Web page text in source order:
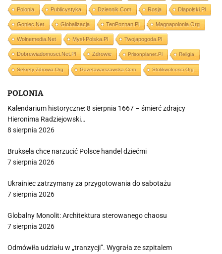
Polonia Publicystyka Dziennik.com Rosja Dlapolski.pl
Goniec.net Globalizacja TenPoznan.pl Magnapolonia.org
Wolnemedia.net Mysl-Polska.pl Twojapogoda.pl
Dobrewiadomosci.net.pl Zdrowie Prisonplanet.pl Religia
Sekrety-Zdrowia.org Gazetawarszawska.com Stolikwolnosci.org
POLONIA
Kalendarium historyczne: 8 sierpnia 1667 – śmierć zdrajcy
Hieronima Radziejowski…
8 sierpnia 2026
Bruksela chce narzucić Polsce handel dziećmi
7 sierpnia 2026
Ukrainiec zatrzymany za przygotowania do sabotażu
7 sierpnia 2026
Globalny Monolit: Architektura sterowanego chaosu
7 sierpnia 2026
Odmówiła udziału w „tranzycji”. Wygrała ze szpitalem